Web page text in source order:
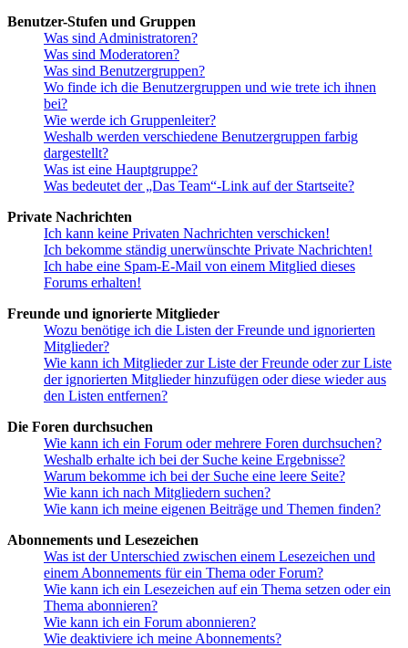
Benutzer-Stufen und Gruppen
Was sind Administratoren?
Was sind Moderatoren?
Was sind Benutzergruppen?
Wo finde ich die Benutzergruppen und wie trete ich ihnen
bei?
Wie werde ich Gruppenleiter?
Weshalb werden verschiedene Benutzergruppen farbig
dargestellt?
Was ist eine Hauptgruppe?
Was bedeutet der „Das Team“-Link auf der Startseite?
Private Nachrichten
Ich kann keine Privaten Nachrichten verschicken!
Ich bekomme ständig unerwünschte Private Nachrichten!
Ich habe eine Spam-E-Mail von einem Mitglied dieses
Forums erhalten!
Freunde und ignorierte Mitglieder
Wozu benötige ich die Listen der Freunde und ignorierten
Mitglieder?
Wie kann ich Mitglieder zur Liste der Freunde oder zur Liste
der ignorierten Mitglieder hinzufügen oder diese wieder aus
den Listen entfernen?
Die Foren durchsuchen
Wie kann ich ein Forum oder mehrere Foren durchsuchen?
Weshalb erhalte ich bei der Suche keine Ergebnisse?
Warum bekomme ich bei der Suche eine leere Seite?
Wie kann ich nach Mitgliedern suchen?
Wie kann ich meine eigenen Beiträge und Themen finden?
Abonnements und Lesezeichen
Was ist der Unterschied zwischen einem Lesezeichen und
einem Abonnements für ein Thema oder Forum?
Wie kann ich ein Lesezeichen auf ein Thema setzen oder ein
Thema abonnieren?
Wie kann ich ein Forum abonnieren?
Wie deaktiviere ich meine Abonnements?